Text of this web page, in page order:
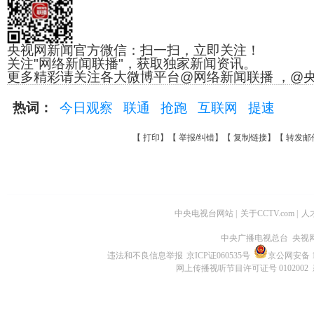
央视网新闻官方微信：扫一扫，立即关注！
关注"网络新闻联播"，获取独家新闻资讯。
更多精彩请关注各大微博平台@网络新闻联播 ，@
热词： 今日观察 联通 抢跑 互联网 提速
【 打印 】【 举报/纠错】【 复制链接】【 转发邮
中央电视台网站 关于CCTV.com 人
中央广播电视总台 央视
违法和不良信息举报 京ICP证060535号
京公网安备
网上传播视听节目许可证号 0102002